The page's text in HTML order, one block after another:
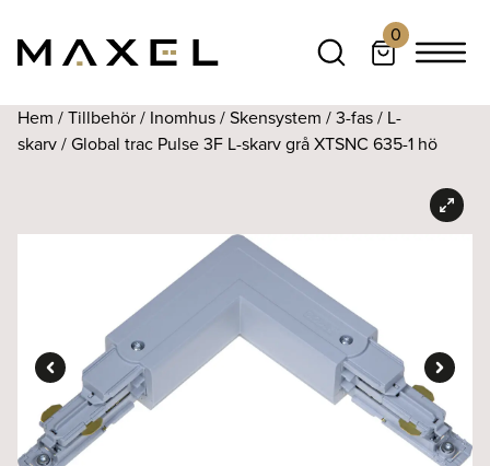
0
Hem /Tillbehör/ Inomhus/Skensystem /3-fas/ L-
skarv/ Global trac Pulse 3F L-skarv grå XTSNC 635-1 hö